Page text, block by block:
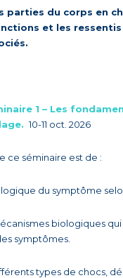
parties du corps en
et les
1 – Les
10-11 oct. 2026
ce séminaire est de :
du symptôme
biologiques
symptômes.
types de chocs,